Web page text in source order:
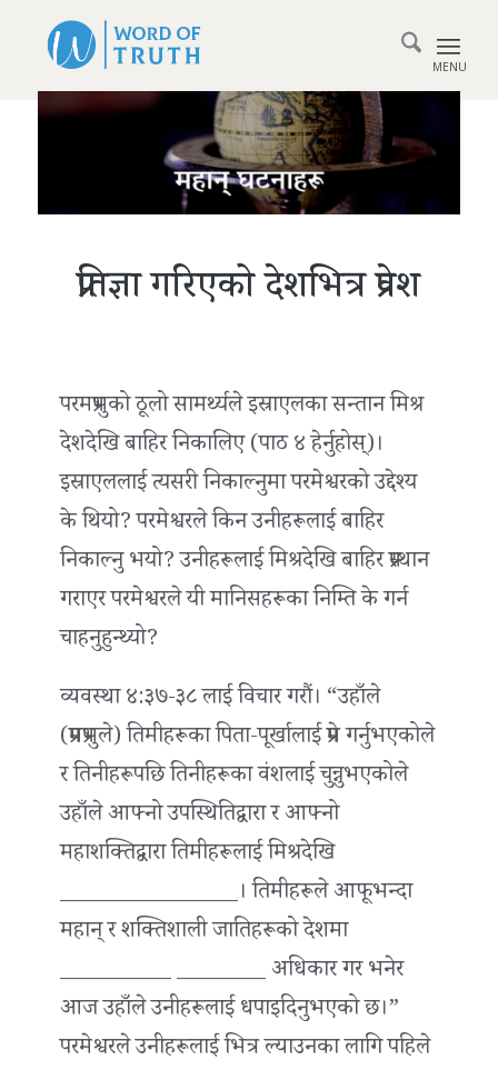
प्रतिज्ञा गरिएको देशभित्र प्रवेश
परमप्रभुको ठूलो सामर्थ्यले इस्राएलका सन्तान मिश्र
देशदेखि बाहिर निकालिए (पाठ ४ हेर्नुहोस्)।
इस्राएललाई त्यसरी निकाल्नुमा परमेश्वरको उद्देश्य
के थियो? परमेश्वरले किन उनीहरूलाई बाहिर
निकाल्नु भयो? उनीहरूलाई मिश्रदेखि बाहिर प्रस्थान
गराएर परमेश्वरले यी मानिसहरूका निम्ति के गर्न
चाहनुहुन्थ्यो?
व्यवस्था ४:३७-३८ लाई विचार गरौं। “उहाँले
(प्रमप्रभुले) तिमीहरूका पिता-पूर्खालाई प्रेम गर्नुभएकोले
र तिनीहरूपछि तिनीहरूका वंशलाई चुन्नुभएकोले
उहाँले आफ्नो उपस्थितिद्वारा र आफ्नो
महाशक्तिद्वारा तिमीहरूलाई मिश्रदेखि
________________। तिमीहरूले आफूभन्दा
महान् र शक्तिशाली जातिहरूको देशमा
__________ ________ अधिकार गर भनेर
आज उहाँले उनीहरूलाई धपाइदिनुभएको छ।”
परमेश्वरले उनीहरूलाई भित्र ल्याउनका लागि पहिले